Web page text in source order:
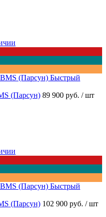
Быстрый
(Парсун) 89 900 руб. / шт
Быстрый
(Парсун) 102 900 руб. / шт